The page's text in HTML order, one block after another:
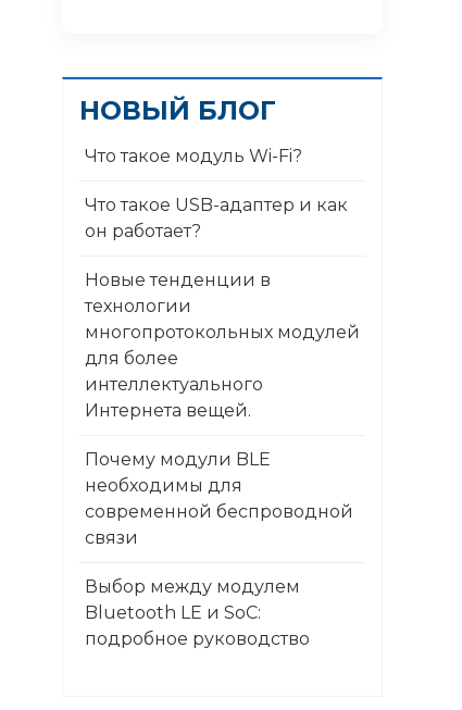
НОВЫЙ БЛОГ
Что такое модуль Wi-Fi?
Что такое USB-адаптер и как
он работает?
Новые тенденции в
технологии
многопротокольных модулей
для более
интеллектуального
Интернета вещей.
Почему модули BLE
необходимы для
современной беспроводной
связи
Выбор между модулем
Bluetooth LE и SoC:
подробное руководство